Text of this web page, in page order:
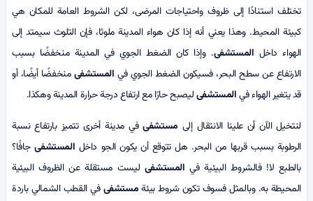
تختلف استنادًا إلى ظروف واحتياجات المرضى، لكن الشروط العامة للمكان هي
كبيئة المحيط. وهذا يعني أنه إذا كان هواء المدينة ملوثا، فإن التلوث سيمتد إلى
الهواء داخل المستشفى. وإذا كان الضغط الجوي في المدينة منخفضًا بسبب
الارتفاع عن سطح البحر، فسيكون الضغط الجوي في المستشفىمنخفضًا أيضًا، أو
قد يتغير الهواء فيالمستشفىليصبح حارًا مع ارتفاع درجة حرارة المدينة وهكذا.
لنتخيل الآن أن علينا الانتقال إلى مستشفىفي مدينة أخرى تتميز بارتفاع نسبة
الرطوبة بسبب قربها من البحر. هل تتوقع أن يكون الجو داخل المستشفىجافًا؟
بالطبع لا! فالشروط البيئية في المستشفى ليست مستقلة عن الظروف البيئية
المحيطة به. وبالمثل فسوف تكون شروط بيئةمستشفىفي القطب الشمالي باردة